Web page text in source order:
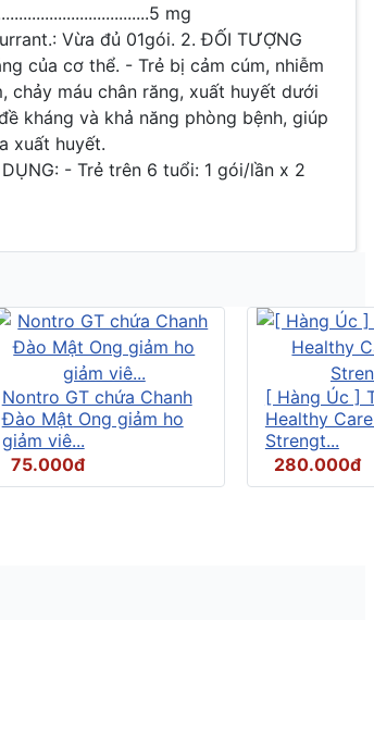
mg
Vừa đủ 01gói. 2. ĐỐI TƯỢNG
của cơ thể. - Trẻ bị cảm cúm, nhiễm
chảy máu chân răng, xuất huyết dưới
kháng và khả năng phòng bệnh, giúp
xuất huyết.
- Trẻ trên 6 tuổi: 1 gói/lần x 2
Nontro GT chứa Chanh
Đào Mật Ong giảm ho
giảm viê...
75.000đ
[ Hàng Úc ]
Healthy
Strengt...
280.000đ